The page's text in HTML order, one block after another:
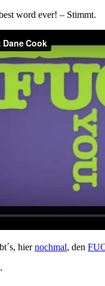
word ever! – Stimmt.
hiernochmal, den